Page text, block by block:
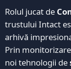
Rolul jucat de
trustului Intact
arhivă
Prin
noi tehnologii de